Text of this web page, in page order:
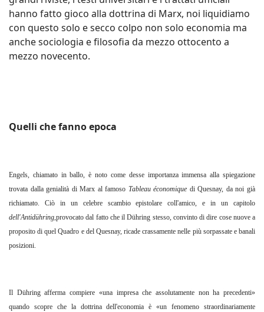
hanno fatto gioco alla dottrina di Marx, noi liquidiamo
con questo solo e secco colpo non solo economia ma
anche sociologia e filosofia da mezzo ottocento a
mezzo novecento.
Quelli che fanno epoca
Engels, chiamato in ballo, è noto come desse importanza immensa alla spiegazione
trovata dalla genialità di Marx al famoso Tableau économique di Quesnay, da noi già
richiamato. Ciò in un celebre scambio epistolare coll'amico, e in un capitolo
dell'Antidühring,provocato dal fatto che il Dühring stesso, convinto di dire cose nuove a
proposito di quel Quadro e del Quesnay, ricade crassamente nelle più sorpassate e banali
posizioni.
Il Dühring afferma compiere «una impresa che assolutamente non ha precedenti»
quando scopre che la dottrina dell'economia è «un fenomeno straordinariamente